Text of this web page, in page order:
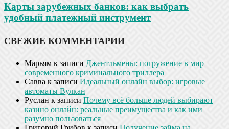
Карты зарубежных банков: как выбрать
удобный платежный инструмент
СВЕЖИЕ КОММЕНТАРИИ
Марьям к записи Джентльмены: погружение в мир
современного криминального триллера
Савва к записи Идеальный онлайн выбор: игровые
автоматы Вулкан
Руслан к записи Почему всё больше людей выбирают
казино онлайн: реальные преимущества и как ими
разумно пользоваться